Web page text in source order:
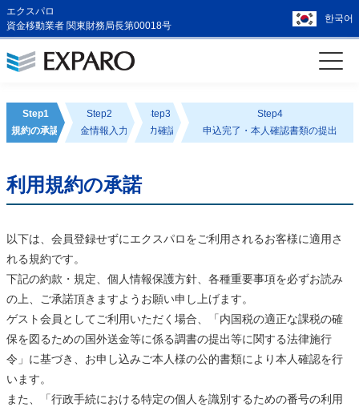
エクスパロ
資金移動業者 関東財務局長第00018号
한국어
Step1
規約の承認
Step2
送金情報入力
Step3
入力確認
Step4
申込完了・本人確認書類の提出
利用規約の承諾
以下は、会員登録せずにエクスパロをご利用されるお客様に適用さ
れる規約です。
下記の約款・規定、個人情報保護方針、各種重要事項を必ずお読み
の上、ご承諾頂きますようお願い申し上げます。
ゲスト会員としてご利用いただく場合、「内国税の適正な課税の確
保を図るための国外送金等に係る調書の提出等に関する法律施行
令」に基づき、お申し込みご本人様の公的書類により本人確認を行
います。
また、「行政手続における特定の個人を識別するための番号の利用